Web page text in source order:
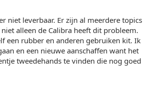
niet leverbaar. Er zijn al meerdere topics
alleen de Calibra heeft dit probleem.
een rubber en anderen gebruiken kit. Ik
en een nieuwe aanschaffen want het
tweedehands te vinden die nog goed